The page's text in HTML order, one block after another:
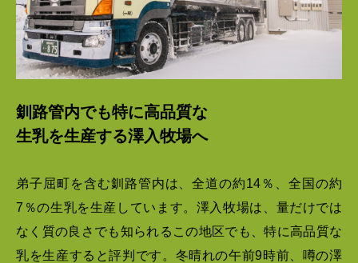
釧路管内でも特に高品質な
生乳を生産する澤入牧場へ
弟子屈町を含む釧路管内は、全道の約14％、全国の約
7％の生乳を生産しています。澤入牧場は、量だけでは
なく質の良さでも知られるこの地区でも、特に高品質な
乳を生産すると評判です。冬晴れの午前9時前、噂の澤